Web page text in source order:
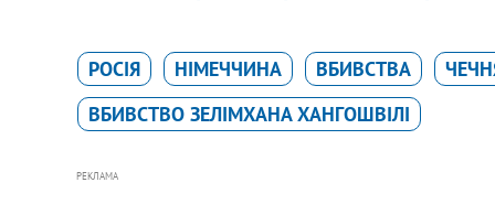
РОСІЯ НІМЕЧЧИНА ВБИВСТВА
ВБИВСТВО ЗЕЛІМХАНА ХАНГОШВІЛІ
РЕКЛАМА